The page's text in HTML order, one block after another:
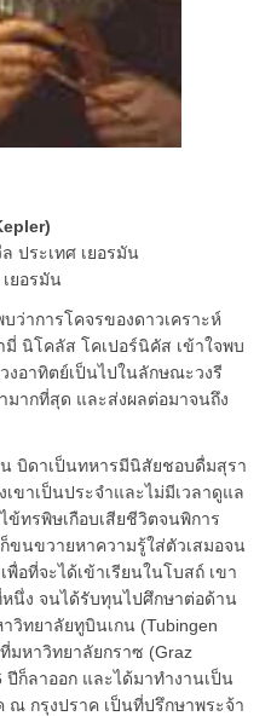
ประเทศ เยอรมัน
ยอรมัน
ว่าการโคจรของดาวเคราะห์
มี่ นิโคลัส โคเปอร์นิคัส เข้าใจพบ
งอาทิตย์เป็นไปในลักษณะวงรี
มากที่สุด และส่งผลต่อมาจนถึง
บิดาเป็นทหารมีนิสัยชอบดื่มสุรา
ขาเป็นประจำและไม่มีเวลาดูแล
ข้ทรพิษเกือบเสียชีวิตจนพิการ
ขนขวายหาความรู้ใส่ตัวเสมอจน
อที่จะได้เข้าเรียนในโบสถ์ เขา
หนึ่ง จนได้รับทุนไปศึกษาต่อด้าน
ทยาลัยทูบินเกน (Tubingen
มหาวิทยาลัยกราซ (Graz
ปีก็ลาออก และได้มาทำงานเป็น
กรุงปราค เป็นที่ปรึกษาพระจ้า